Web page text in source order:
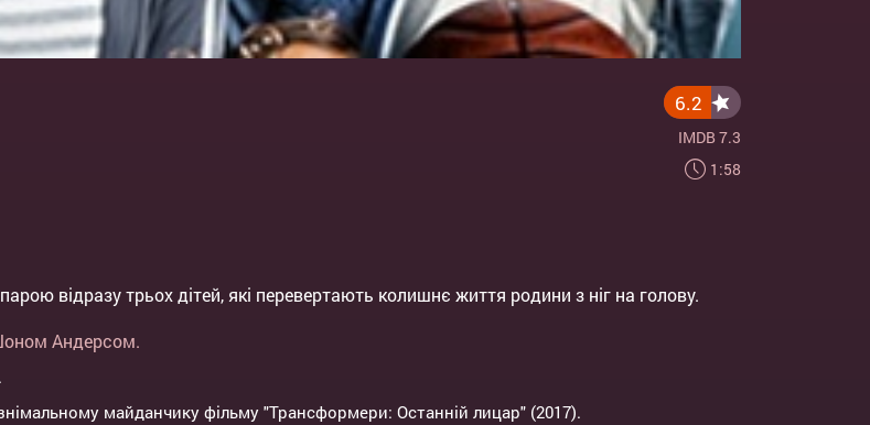
6.2
IMDB 7.3
1:58
відразу трьох дітей, які перевертають колишнє життя родини з ніг на голову.
Шоном Андерсом.
майданчику фільму "Трансформери: Останній лицар" (2017).